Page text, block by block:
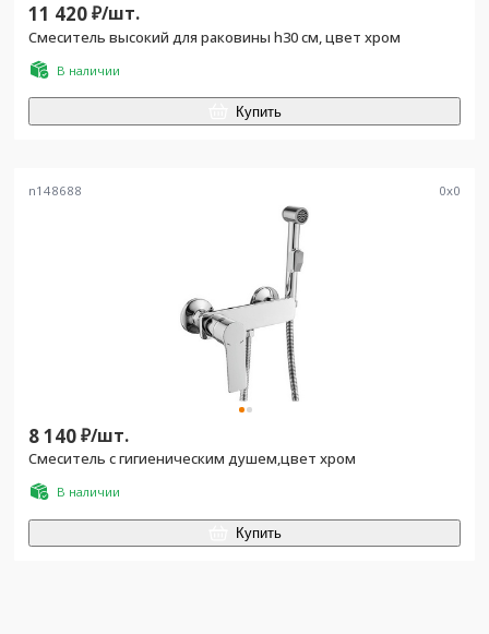
11 420₽/шт.
Смеситель высокий для раковины h30 см, цвет хром
В наличии
Купить
n148688 0x0
8 140₽/шт.
Смеситель с гигиеническим душем,цвет хром
В наличии
Купить